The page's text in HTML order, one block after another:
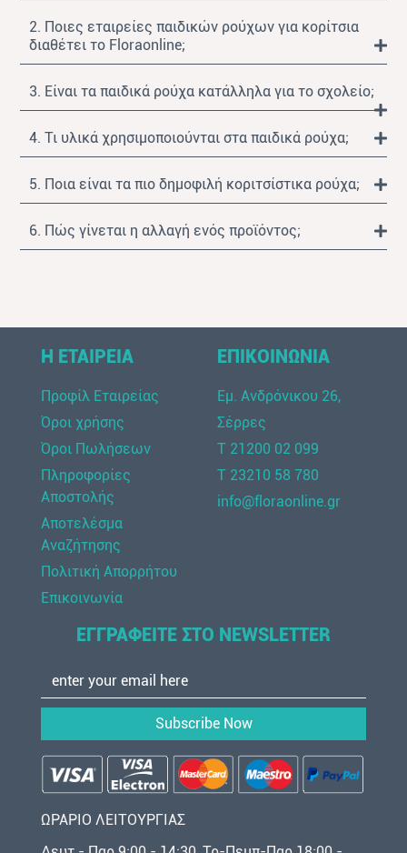
2. Ποιες εταιρείες παιδικών ρούχων για κορίτσια
διαθέτει το Floraonline;
3. Είναι τα παιδικά ρούχα κατάλληλα για το σχολείο;
4. Τι υλικά χρησιμοποιούνται στα παιδικά ρούχα;
5. Ποια είναι τα πιο δημοφιλή κοριτσίστικα ρούχα;
6. Πώς γίνεται η αλλαγή ενός προϊόντος;
Η ΕΤΑΙΡΕΙΑ
Προφίλ Εταιρείας
Όροι χρήσης
Όροι Πωλήσεων
Πληροφορίες
Αποστολής
Αποτελέσμα
Αναζήτησης
Πολιτική Απορρήτου
Επικοινωνία
ΕΠΙΚΟΙΝΩΝΙΑ
Εμ. Ανδρόνικου 26,
Σέρρες
Τ 21200 02 099
Τ 23210 58 780
info@floraonline.gr
ΕΓΓΡΑΦΕΙΤΕ ΣΤΟ NEWSLETTER
Subscribe Now
ΩΡΑΡΙΟ ΛΕΙΤΟΥΡΓΙΑΣ